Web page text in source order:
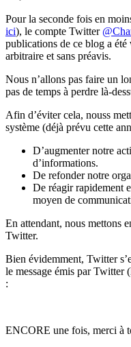
Pour la seconde fois en
ici), le compte Twitter
publications de ce blog a
arbitraire et sans préavis.
Nous n’allons pas faire un
pas de temps à perdre là-
Afin d’éviter cela, nouss
système (déjà prévu cette
D’augmenter notre
d’informations.
De refonder notre
De réagir rapidement
moyen de
En attendant, nous mettons
Twitter.
Bien évidemment, Twitter
le message émis par Twitter
:
ENCORE une fois, merci à